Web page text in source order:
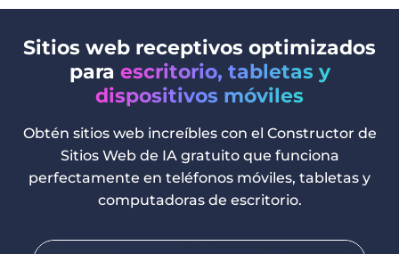
Sitios web receptivos optimizados
para escritorio, tabletas y
dispositivos móviles
Obtén sitios web increíbles con el Constructor de
Sitios Web de IA gratuito que funciona
perfectamente en teléfonos móviles, tabletas y
computadoras de escritorio.